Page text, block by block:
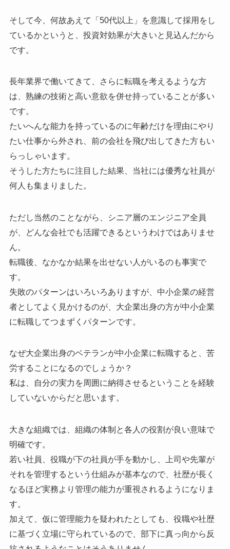
そして今、何故あえて「50代以上」を意識して採用をし
ているかというと、投資対効果が大きいと見込んだから
です。
長年業界で働いてきて、さらに転職を考えるような方
は、熟練の技術と高い意欲を併せ持っていることが多い
です。
たいへんな能力を持っているのに年齢だけを理由にやり
たい仕事から外され、前の会社を飛び出してきた方もい
らっしゃいます。
そうした方たちに注目した結果、当社には優秀な社員が
何人も集まりました。
ただし当然のことながら、シニア層のエンジニア全員
が、どんな会社でも活躍できるというわけではありませ
ん。
転職後、なかなか結果を出せない人がいるのも事実で
す。
失敗のパターンはいろいろありますが、中小企業の経営
者としてよく見かけるのが、大企業出身の方が中小企業
に転職してつまずくパターンです。
なぜ大企業出身のベテランが中小企業に転職すると、苦
労することになるのでしょうか？
私は、自分の実力を周囲に納得させるということを経験
していないからだと思います。
大きな組織では、組織の体制と各人の役割が良い意味で
明確です。
若い社員、役職が下の社員が手を動かし、上司や先輩が
それを管理するという仕組みが基本なので、社歴が長く
なるほど実務より管理の能力が重視されるようになりま
す。
加えて、仮に管理能力を疑われたとしても、役職や社歴
に基づく立場に守られているので、部下に真っ向から反